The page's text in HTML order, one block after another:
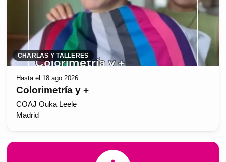
CHARLAS Y TALLERES
Hasta el 18 ago 2026
Colorimetría y +
COAJ Ouka Leele
Madrid